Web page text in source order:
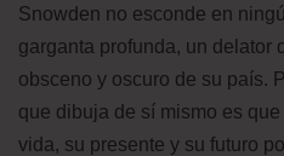
Snowden no esconde en
garganta profunda, un delator
obsceno y oscuro de su país.
que dibuja de sí mismo es
vida, su presente y su futuro